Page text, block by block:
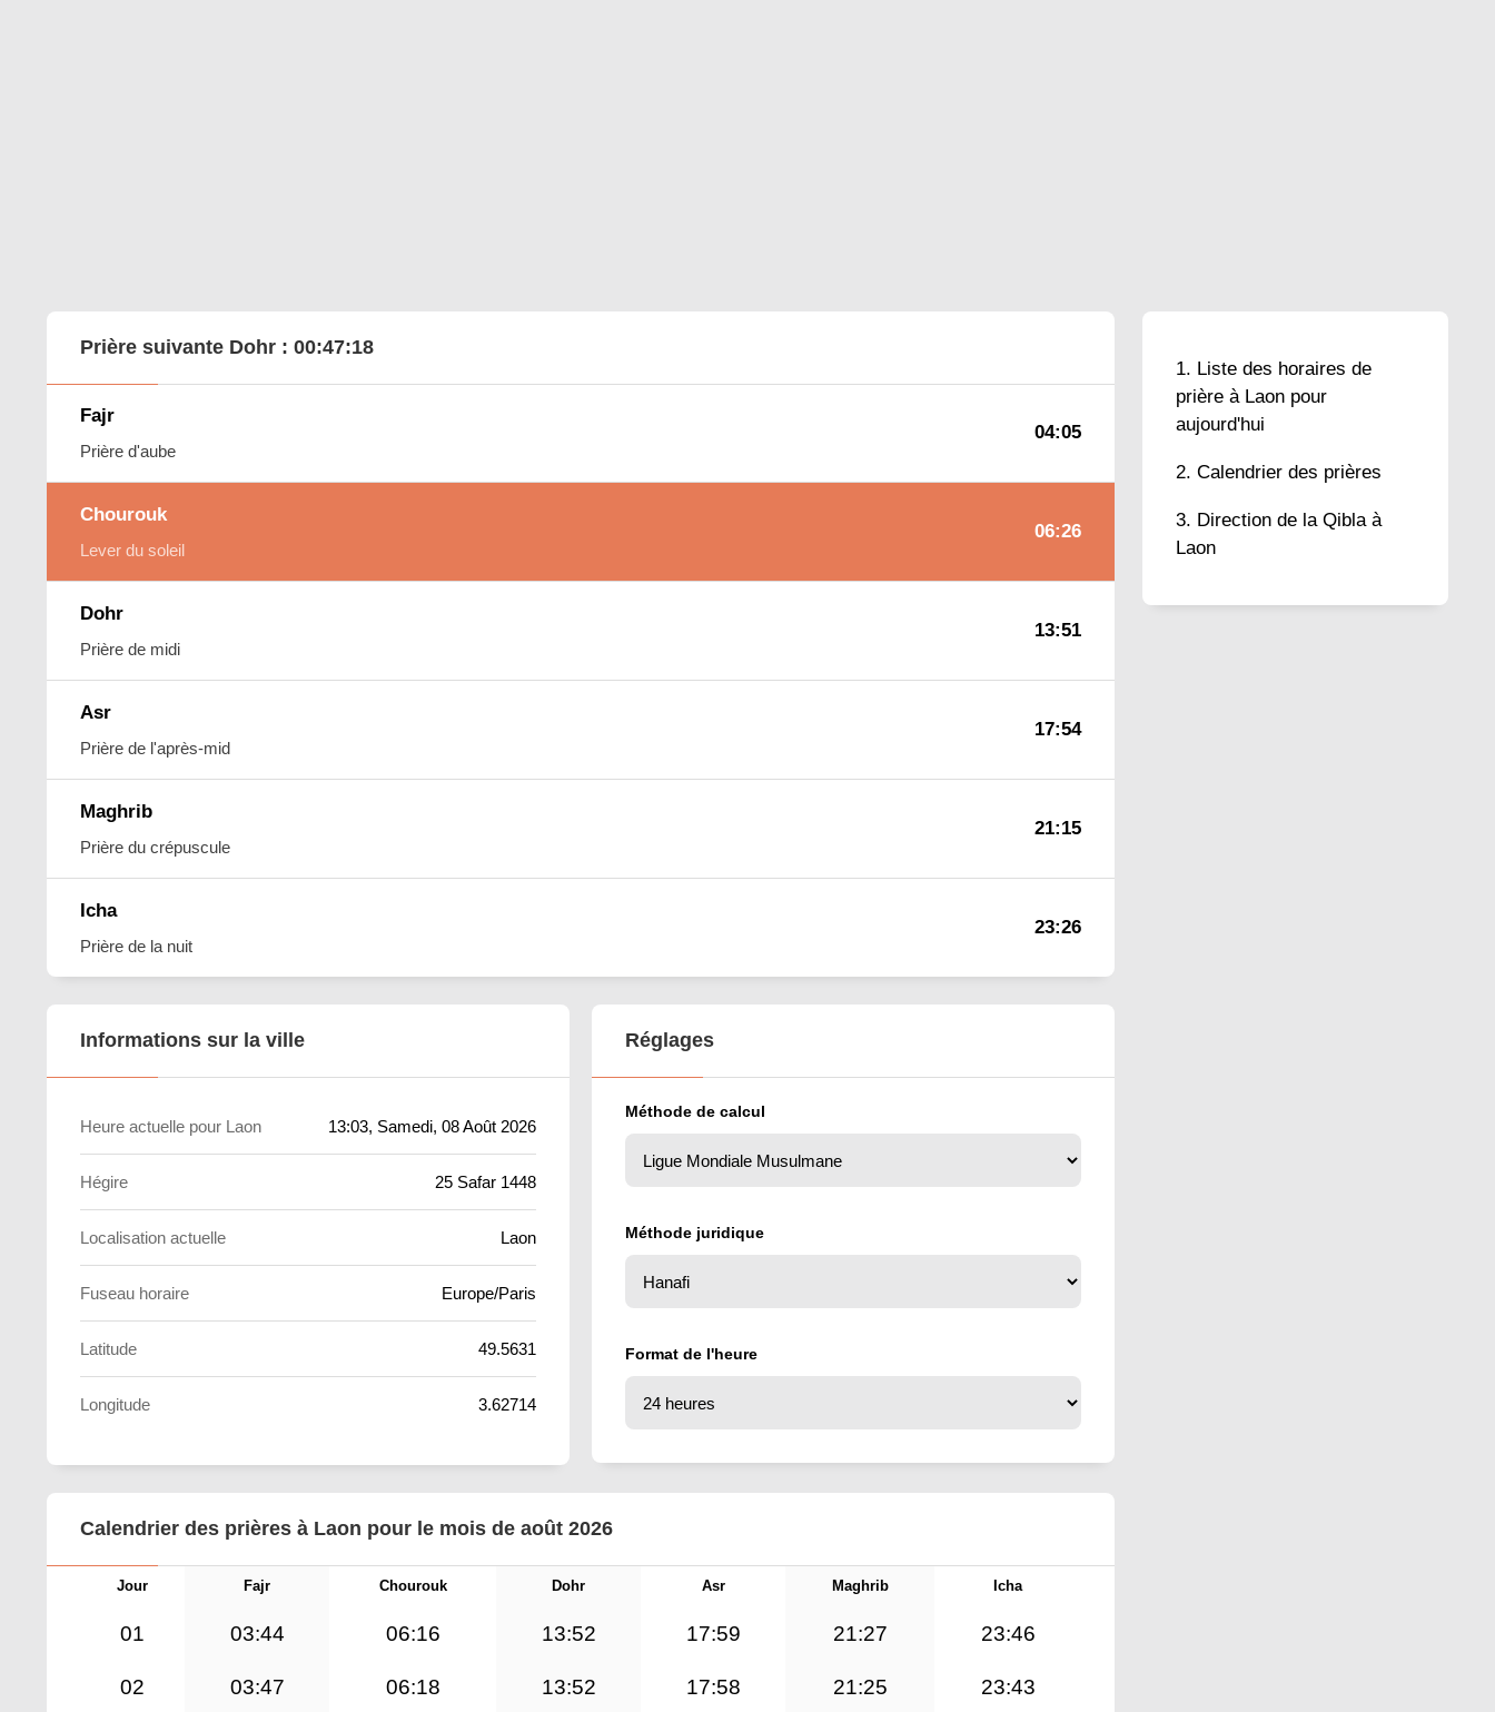
Liste des horaires de
prière à Laon pour
aujourd'hui
Calendrier des prières
Direction de la Qibla à
Laon
Prière suivante Dohr : 00:47:17
Fajr
Prière d'aube
04:05
Chourouk
Lever du soleil
06:26
Dohr
Prière de midi
13:51
Asr
Prière de l'après-mid
17:54
Maghrib
Prière du crépuscule
21:15
Icha
Prière de la nuit
23:26
Informations sur la ville
Heure actuelle pour Laon 13:03, Samedi, 08 Août 2026
Hégire 25 Safar 1448
Localisation actuelle Laon
Fuseau horaire Europe/Paris
Latitude 49.5631
Longitude 3.62714
Réglages
Méthode de calcul
Méthode juridique
Format de l'heure
Calendrier des prières à Laon pour le mois de août 2026
Jour Fajr Chourouk Dohr Asr Maghrib Icha
01 03:44 06:16 13:52 17:59 21:27 23:46
02 03:47 06:18 13:52 17:58 21:25 23:43